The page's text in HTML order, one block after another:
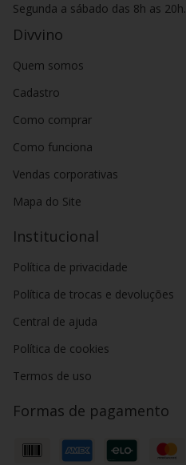
Segunda a sábado das 8h as 20h.
Divvino
Quem somos
Cadastro
Como comprar
Como funciona
Vendas corporativas
Mapa do Site
Institucional
Política de privacidade
Política de trocas e devoluções
Central de ajuda
Política de cookies
Termos de uso
Formas de pagamento